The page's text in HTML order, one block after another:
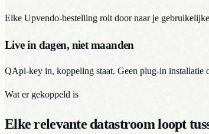
Elke Upvendo-bestelling rolt door naar je
Live in dagen, niet maanden
QApi-key in, koppeling staat. Geen plug-in installatie
Wat er gekoppeld is
Elke relevante datastroom loopt